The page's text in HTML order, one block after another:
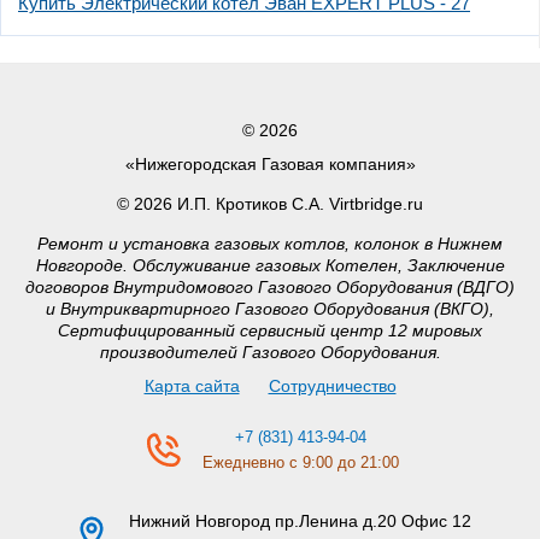
© 2026
«Нижегородская Газовая компания»
© 2026 И.П. Кротиков С.А. Virtbridge.ru
Ремонт и установка газовых котлов, колонок в Нижнем
Новгороде. Обслуживание газовых Котелен, Заключение
договоров Внутридомового Газового Оборудования (ВДГО)
и Внутриквартирного Газового Оборудования (ВКГО),
Сертифицированный сервисный центр 12 мировых
производителей Газового Оборудования.
Карта сайта
Сотрудничество
+7 (831) 413-94-04
Ежедневно с 9:00 до 21:00
Нижний Новгород пр.Ленина д.20 Офис 12